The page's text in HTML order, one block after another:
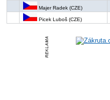
Majer Radek (CZE)
Picek Luboš (CZE)